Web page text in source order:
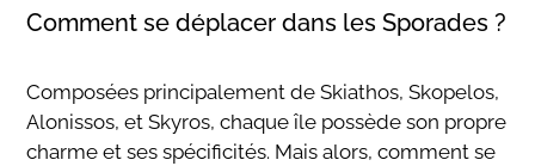
Comment se déplacer dans les Sporades ?
Composées principalement de Skiathos, Skopelos,
Alonissos, et Skyros, chaque île possède son propre
charme et ses spécificités. Mais alors, comment se